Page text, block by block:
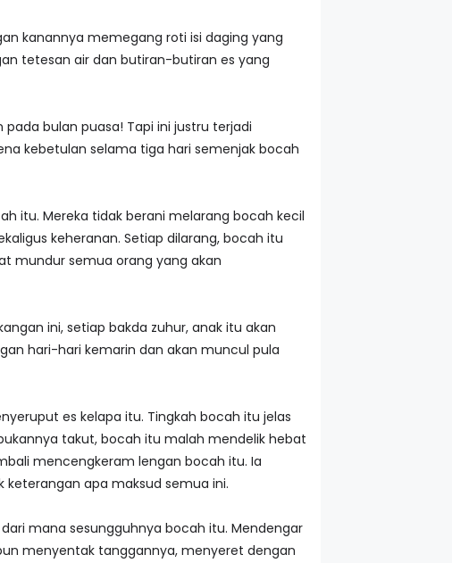
kanannya memegang roti isi daging yang
tetesan air dan butiran-butiran es yang
bulan puasa! Tapi ini justru terjadi
kebetulan selama tiga hari semenjak bocah
itu. Mereka tidak berani melarang bocah kecil
keheranan. Setiap dilarang, bocah itu
mundur semua orang yang akan
ini, setiap bakda zuhur, anak itu akan
hari-hari kemarin dan akan muncul pula
es kelapa itu. Tingkah bocah itu jelas
takut, bocah itu malah mendelik hebat
mencengkeram lengan bocah itu. Ia
apa maksud semua ini.
mana sesungguhnya bocah itu. Mendengar
menyentak tanggannya, menyeret dengan